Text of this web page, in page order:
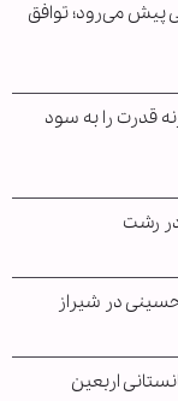
پیش می‌رود؛ توافق
قدرت را به سود
در رشت
در شیراز
اربعین